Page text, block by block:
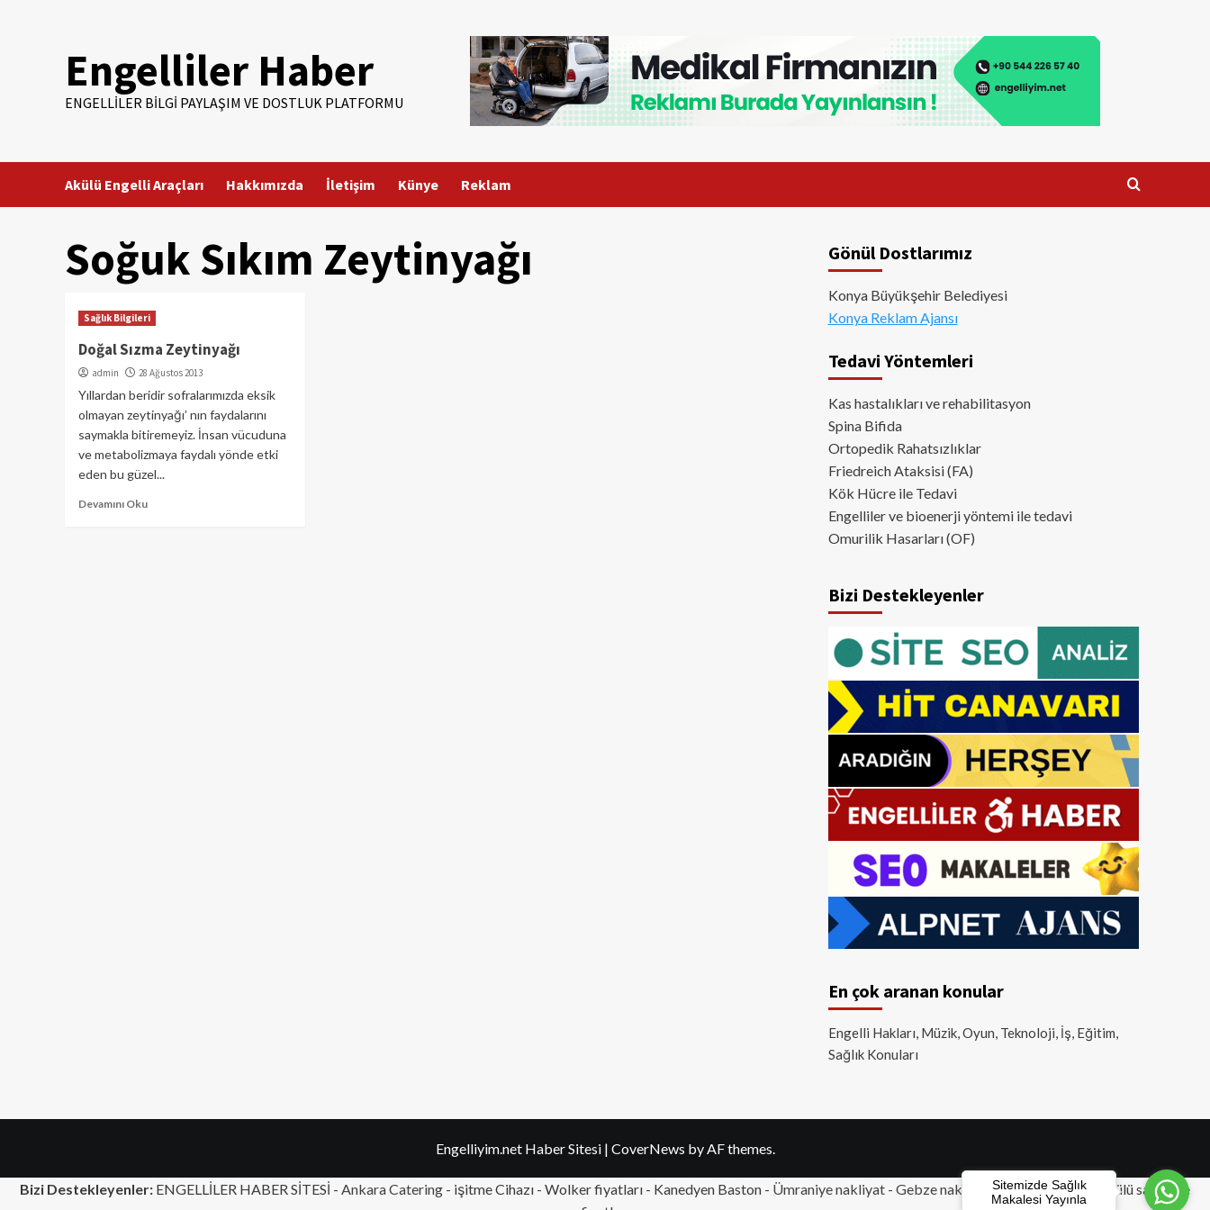
Engelliler Haber
ENGELLILER BILGI PAYLAŞIM VE DOSTLUK PLATFORMU
Akülü Engelli Araçları Hakkımızda İletişim Künye Reklam
Soğuk Sıkım Zeytinyağı
Sağlık Bilgileri
Doğal Sızma Zeytinyağı
admin 28 Ağustos 2013
Yıllardan beridir sofralarımızda eksik
olmayan zeytinyağı’ nın faydalarını
saymakla bitiremeyiz. İnsan vücuduna
ve metabolizmaya faydalı yönde etki
eden bu güzel...
Devamını Oku
Gönül Dostlarımız
Konya Büyükşehir Belediyesi
Konya Reklam Ajansı
Tedavi Yöntemleri
Kas hastalıkları ve rehabilitasyon
Spina Bifida
Ortopedik Rahatsızlıklar
Friedreich Ataksisi (FA)
Kök Hücre ile Tedavi
Engelliler ve bioenerji yöntemi ile tedavi
Omurilik Hasarları (OF)
Bizi Destekleyenler
En çok aranan konular
Engelli Hakları, Müzik, Oyun, Teknoloji, İş, Eğitim,
Sağlık Konuları
Engelliyim.net Haber Sitesi | CoverNews by AF themes.
Bizi Destekleyenler: ENGELLİLER HABER SİTESİ - Ankara Catering - işitme Cihazı - Wolker fiyatları - Kanedyen Baston - Ümraniye nakliyat - Gebze nakliyat -Tuzla nakliyat - Akülü sandalye
Sitemizde Sağlık
Makalesi Yayınla